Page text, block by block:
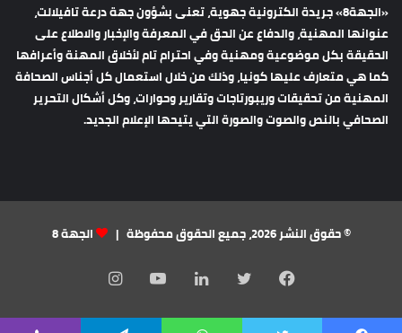
«الجهة8» جريدة الكترونية جهوية، تعنى بشؤون جهة درعة تافيلالت،
عنوانها المهنية، والدفاع عن الحق في المعرفة والإخبار والاطلاع على
الحقيقة بكل موضوعية ومهنية وفي احترام تام لأخلاق المهنة وأعرافها
كما هي متعارف عليها كونيا، وذلك من خلال استعمال كل أجناس الصحافة
المهنية من تحقيقات وريبورتاجات وتقارير وحوارات، وكل أشكال التحرير
الصحافي بالنص والصوت والصورة التي يتيحها الإعلام الجديد.
© حقوق النشر 2026، جميع الحقوق محفوظة | الجهة 8